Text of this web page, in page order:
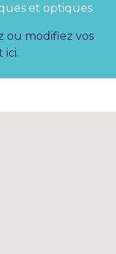
et optiques
ou modifiez vos
ici.